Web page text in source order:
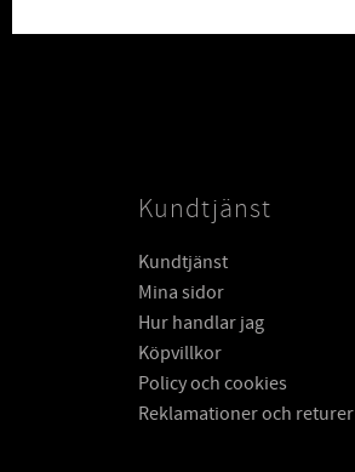
Kundtjänst
Kundtjänst
Mina sidor
Hur handlar jag
Köpvillkor
Policy och cookies
Reklamationer och returer